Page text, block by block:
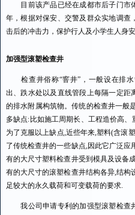
目前该产品已经在成都市后子门市
年，根据对保安、交警及群众实地调查
击后的冲击力，保护行人及小学生人身
加强型滚塑检查井
检查井俗称“窨井”，一般设在排水
出、跌水处以及直线管段上每隔一定距
的排水附属构筑物。传统的检查井一般
多缺点:比如施工周期长、工程造价高、
为了克服以上缺点,近些年来,塑料(含滚
了传统检查井的一些缺点,因此它广泛
有的大尺寸塑料检查井受到模具及设备
有的大尺寸的滚塑检查井结构各异,结构
足较大的永久载荷和可变载荷的要求.
我公司申请专利的加强型滚塑检查